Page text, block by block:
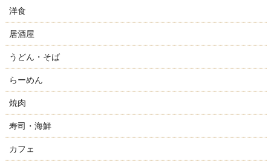
洋食
居酒屋
うどん・そば
らーめん
焼肉
寿司・海鮮
カフェ